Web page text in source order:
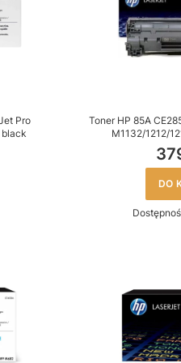
Pro
black
Toner HP 85A
M1132/1212/
DO